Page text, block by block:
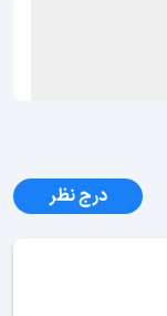
درج نظر